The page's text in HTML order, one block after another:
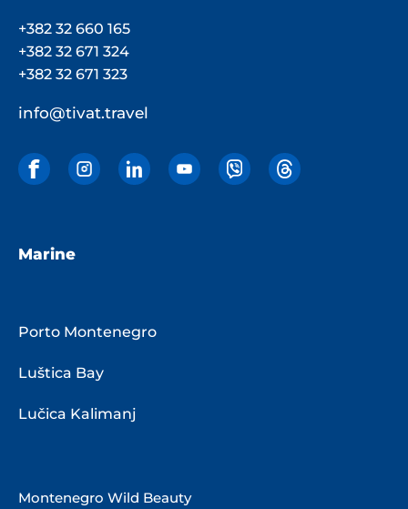
+382 32 660 165
+382 32 671 324
+382 32 671 323
info@tivat.travel
Marine
Porto Montenegro
Luštica Bay
Lučica Kalimanj
Montenegro Wild Beauty